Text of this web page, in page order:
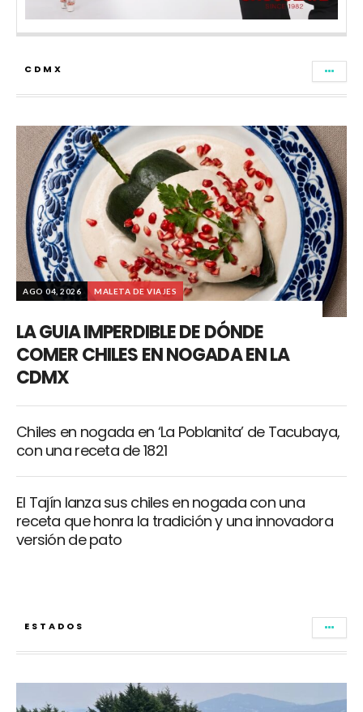
CDMX
AGO 04, 2026 MALETA DE VIAJES
LA GUIA IMPERDIBLE DE DÓNDE
COMER CHILES EN NOGADA EN LA
CDMX
Chiles en nogada en ‘La Poblanita’ de Tacubaya,
con una receta de 1821
El Tajín lanza sus chiles en nogada con una
receta que honra la tradición y una innovadora
versión de pato
ESTADOS